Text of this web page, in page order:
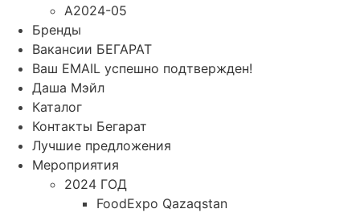
A2024-05
Бренды
Вакансии БЕГАРАТ
Ваш EMAIL успешно подтвержден!
Даша Мэйл
Каталог
Контакты Бегарат
Лучшие предложения
Мероприятия
2024 ГОД
FoodExpo Qazaqstan